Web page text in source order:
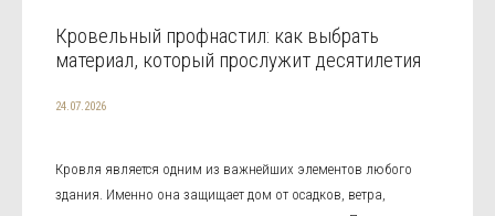
Кровельный профнастил: как выбрать
материал, который прослужит десятилетия
24.07.2026
Кровля является одним из важнейших элементов любого
здания. Именно она защищает дом от осадков, ветра,